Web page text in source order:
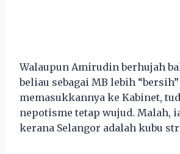
Walaupun Amirudin berhujah
beliau sebagai MB lebih
memasukkannya ke Kabinet,
nepotisme tetap wujud. Malah,
kerana Selangor adalah kubu